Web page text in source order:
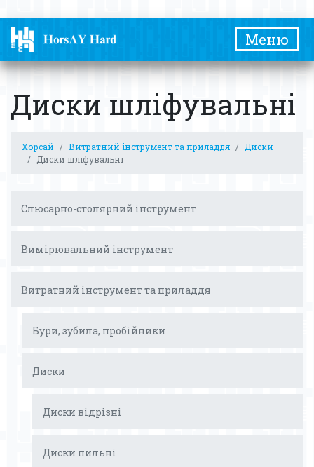
Меню
Диски шліфувальні
Хорсай Витратний інструмент та приладдя
Диски
Диски шліфувальні
Слюсарно-столярний інструмент
Вимірювальний інструмент
Витратний інструмент та приладдя
Бури, зубила, пробійники
Диски
Диски відрізні
Диски пильні